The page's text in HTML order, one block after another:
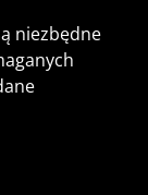
niezbędne